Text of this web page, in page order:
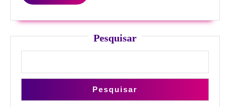
Pesquisar
Pesquisar